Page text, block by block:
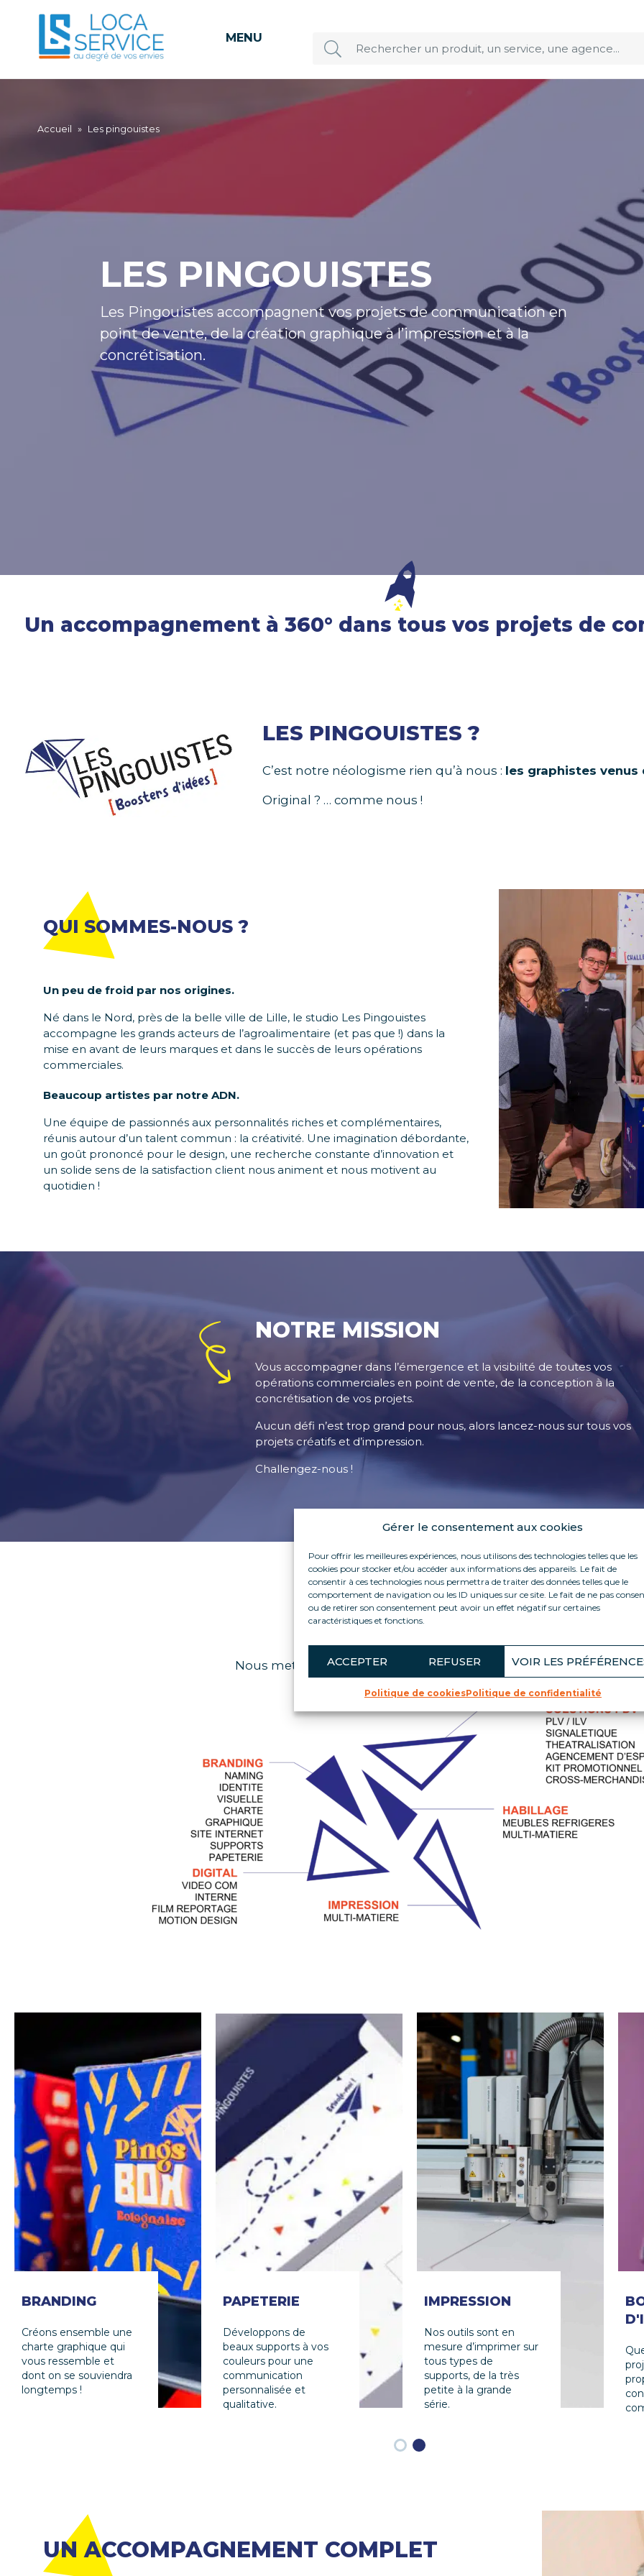
Gérer le consentement aux cookies
Pour offrir les meilleures expériences, nous utilisons des technologies telles que les
cookies pour stocker et/ou accéder aux informations des appareils. Le fait de
consentir à ces technologies nous permettra de traiter des données telles que le
comportement de navigation ou les ID uniques sur ce site. Le fait de ne pas
ou de retirer son consentement peut avoir un effet négatif sur certaines
caractéristiques et fonctions.
ACCEPTER REFUSER VOIR LES
Politique de cookiesPolitique de confidentialité
MENU
Accueil » Les pingouistes
LES PINGOUISTES
Les Pingouistes accompagnent vos projets de communication en
point de vente, de la création graphique à l’impression et à la
concrétisation.
Un accompagnement à 360° dans tous vos projets de
LES PINGOUISTES ?
C’est notre néologisme rien qu’à nous : les graphistes venus
Original ? … comme nous !
QUI SOMMES-NOUS ?
Un peu de froid par nos origines.
Né dans le Nord, près de la belle ville de Lille, le studio Les Pingouistes
accompagne les grands acteurs de l’agroalimentaire (et pas que !) dans la
mise en avant de leurs marques et dans le succès de leurs opérations
commerciales.
Beaucoup artistes par notre ADN.
Une équipe de passionnés aux personnalités riches et complémentaires,
réunis autour d’un talent commun : la créativité. Une imagination débordante,
un goût prononcé pour le design, une recherche constante d’innovation et
un solide sens de la satisfaction client nous animent et nous motivent au
quotidien !
NOTRE MISSION
Vous accompagner dans l’émergence et la visibilité de toutes vos
opérations commerciales en point de vente, de la conception à la
concrétisation de vos projets.
Aucun défi n’est trop grand pour nous, alors lancez-nous sur tous vos
projets créatifs et d’impression.
Challengez-nous !
BOOSTER D'IDÉES !
Nous mettons en avant vos marques et votre entreprise !
BRANDING
Créons ensemble une
charte graphique qui
vous ressemble et
dont on se souviendra
longtemps !
PAPETERIE
Développons de
beaux supports à vos
couleurs pour une
communication
personnalisée et
qualitative.
IMPRESSION
Nos outils sont en
mesure d’imprimer sur
tous types de
supports, de la très
petite à la grande
série.
UN ACCOMPAGNEMENT COMPLET